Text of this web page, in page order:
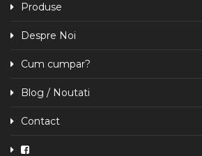
Produse
Despre Noi
Cum cumpar?
Blog / Noutati
Contact